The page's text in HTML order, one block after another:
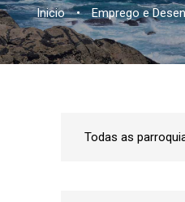
Inicio • Emprego e